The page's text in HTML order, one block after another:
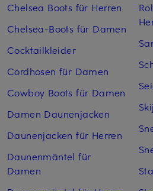
Chelsea Boots für Herren
Chelsea-Boots für Damen
Cocktailkleider
Cordhosen für Damen
Cowboy Boots für Damen
Damen Daunenjacken
Daunenjacken für Herren
Daunenmäntel für
Damen